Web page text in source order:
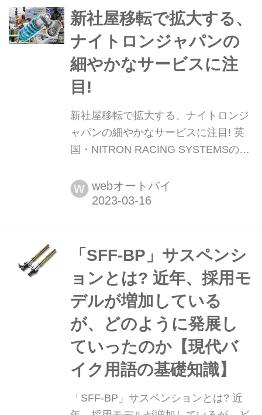
紹介する。
新社屋移転で拡大する、
ナイトロンジャパンの
細やかなサービスに注
目!
新社屋移転で拡大する、ナイトロンジ
ャパンの細やかなサービスに注目! 英
国・NITRON RACING SYSTEMSの輸
拡張に合わせて300坪の広い敷地を持
つ新社屋へと移転した。ナイトロンと
げる、同社が“JAPAN QUALITY”方式と
呼ぶ生...
W webオートバイ
「SFF-BP」サスペンシ
ョンとは? 近年、採用モ
デルが増加している
が、どのように発展し
ていったのか【現代バ
イク用語の基礎知識】
「SFF-BP」サスペンションとは? 近